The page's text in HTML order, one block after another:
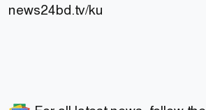
news24bd.tv/ku